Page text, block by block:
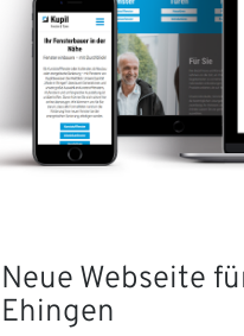
Neue Webseite
Ehingen